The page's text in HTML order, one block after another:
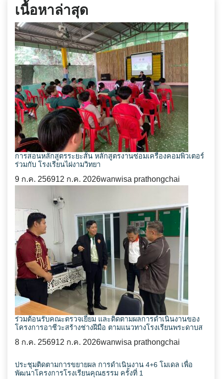
เนื้อหาล่าสุด
การสอนหลักสูตรระยะสั้น หลักสูตรงานซ่อมเครื่องคอมพิวเตอร์
ร่วมกับ โรงเรียนไผ่งามวิทยา
9 ก.ค. 256912 ก.ค. 2026wanwisa prathongchai
ร่วมต้อนรับคณะตรวจเยี่ยม และติดตามผลการดำเนินงานของ
โครงการอาชีวะสร้างช่างฝีมือ ตามแนวทางโรงเรียนพระดาบส
8 ก.ค. 256912 ก.ค. 2026wanwisa prathongchai
ประชุมติดตามการขยายผล การดำเนินงาน 4+6 โมเดล เพื่อ
พัฒนาโครงการโรงเรียนคุณธรรม ครั้งที่ 1